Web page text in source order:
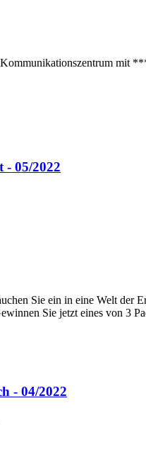
mit
05/2022
Sie ein in eine Welt der
Sie jetzt eines von 3
- 04/2022